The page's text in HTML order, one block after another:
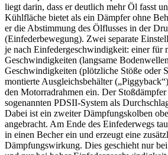
liegt darin, dass er deutlich mehr Öl fasst
Kühlfläche bietet als ein Dämpfer ohne
er die Abstimmung des Ölflusses in der
(Einfederbewegung). Zwei separate
je nach Einfedergeschwindigkeit: einer für
Geschwindigkeiten (langsame
Geschwindigkeiten (plötzliche Stöße oder
montierte Ausgleichsbehälter
den Motorradrahmen ein. Der
sogenannten PDSII-System als
Dabei ist ein zweiter Dämpfungskolben
angebracht. Am Ende des Einfederwegs
in einen Becher ein und erzeugt eine
Dämpfungswirkung. Dies geschieht nur